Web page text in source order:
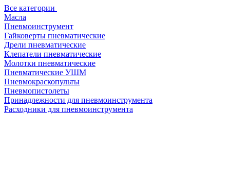
Все категории
Масла
Пневмоинструмент
Гайковерты пневматические
Дрели пневматические
Клепатели пневматические
Молотки пневматические
Пневматические УШМ
Пневмокраскопульты
Пневмопистолеты
Принадлежности для пневмоинструмента
Расходники для пневмоинструмента